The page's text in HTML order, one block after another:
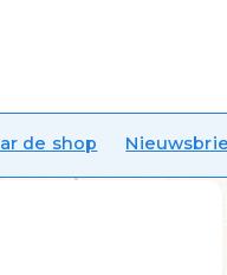
de shop